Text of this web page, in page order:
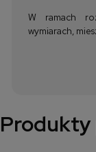
W ramach
wymiarach,
Produkty